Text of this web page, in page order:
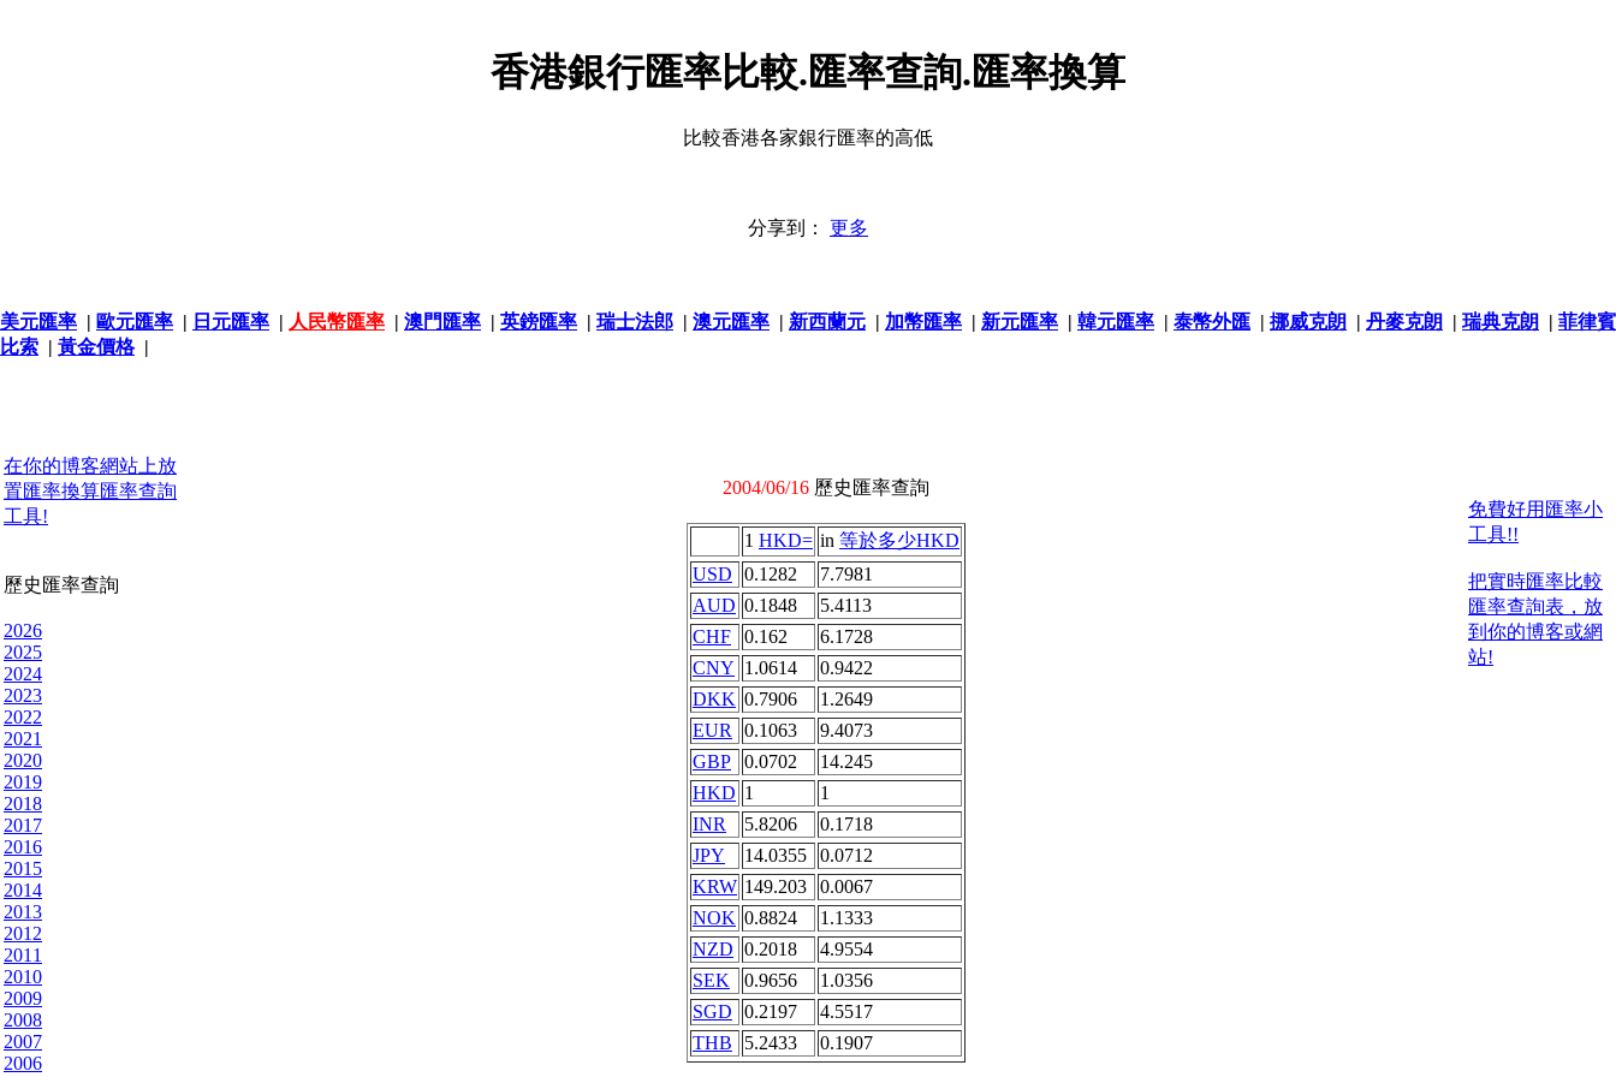
香港銀行匯率比較.匯率查詢.匯率換算
比較香港各家銀行匯率的高低
分享到： 更多
美元匯率 | 歐元匯率 | 日元匯率 | 人民幣匯率 | 澳門匯率 | 英鎊匯率 | 瑞士法郎 | 澳元匯率 | 新西蘭元 | 加幣匯率 | 新元匯率 | 韓元匯率 | 泰幣外匯 | 挪威克朗 | 丹麥克朗 | 瑞典克朗 | 菲律賓
比索 | 黃金價格|
在你的博客網站上放
置匯率換算匯率查詢
工具!
歷史匯率查詢
2026
2025
2024
2023
2022
2021
2020
2019
2018
2017
2016
2015
2014
2013
2012
2011
2010
2009
2008
2007
2006
2004/06/16 歷史匯率查詢
1 HKD= in 等於多少HKD
USD
0.1282
7.7981
AUD 0.1848
5.4113
CHF
0.162
6.1728
CNY 1.0614
0.9422
DKK 0.7906
1.2649
EUR 0.1063
9.4073
GBP
0.0702
14.245
HKD 1
1
INR
5.8206
0.1718
JPY
14.0355
0.0712
KRW 149.203
0.0067
NOK 0.8824
1.1333
NZD 0.2018
4.9554
SEK
0.9656
1.0356
SGD
0.2197
4.5517
THB
5.2433 0.1907
免費好用匯率小
工具!!
把實時匯率比較
匯率查詢表，放
到你的博客或網
站!